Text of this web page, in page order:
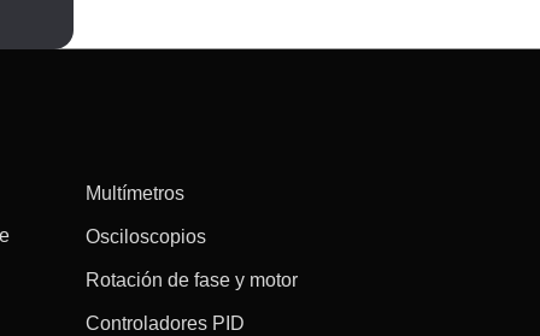
Multímetros
Osciloscopios
Rotación de fase y motor
Controladores PID